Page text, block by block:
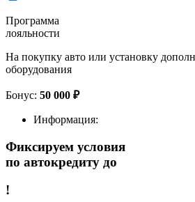
Программа
лояльности
На покупку авто или установку
оборудования
Бонус: 50 000 ₽
Информация:
Фиксируем условия
по автокредиту до
!